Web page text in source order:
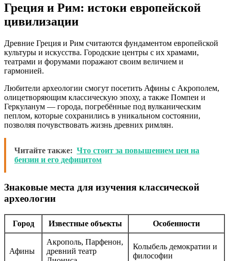
Греция и Рим: истоки европейской
цивилизации
Древние Греция и Рим считаются фундаментом европейской
культуры и искусства. Городские центры с их храмами,
театрами и форумами поражают своим величием и
гармонией.
Любители археологии смогут посетить Афины с Акрополем,
олицетворяющим классическую эпоху, а также Помпеи и
Геркуланум — города, погребённые под вулканическим
пеплом, которые сохранились в уникальном состоянии,
позволяя почувствовать жизнь древних римлян.
Читайте также: Что стоит за повышением цен на
бензин и его дефицитом
Знаковые места для изучения классической
археологии
Город Известные объекты Особенности
Афины
Акрополь, Парфенон,
древний театр
Колыбель демократии и
философии